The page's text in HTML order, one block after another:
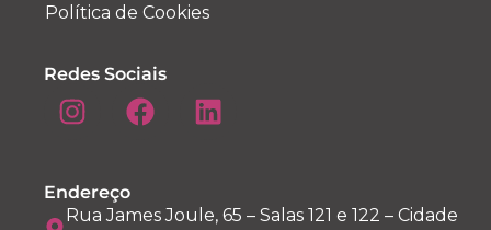
Política de Cookies
Redes Sociais
Endereço
Rua James Joule, 65 – Salas 121 e 122 – Cidade